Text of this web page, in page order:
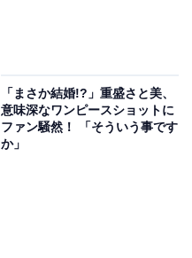
「まさか結婚!?」重盛さと美、
意味深なワンピースショットに
ファン騒然！ 「そういう事です
か」